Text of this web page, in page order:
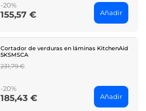
-20%
Price
155,57 € Añadir
Cortador de verduras en láminas KitchenAid
5KSMSCA
Regular
231,79 €
-20%
Price
185,43 € Añadir